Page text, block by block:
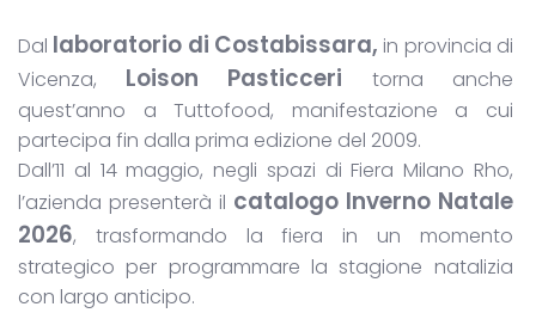
Dal laboratorio di Costabissara, in provincia di
Vicenza,
Loison Pasticceri torna anche
quest’anno a Tuttofood, manifestazione a cui
partecipa fin dalla prima edizione del 2009.
Dall’11 al 14 maggio, negli spazi di Fiera Milano Rho,
l’azienda presenterà il catalogo Inverno Natale
2026, trasformando la fiera in un momento
strategico per programmare la stagione natalizia
con largo anticipo.